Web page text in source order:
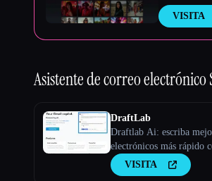
VISITA
Asistente de correo electrónico
DraftLab
Draftlab Ai: escriba
electrónicos más rápido
VISITA